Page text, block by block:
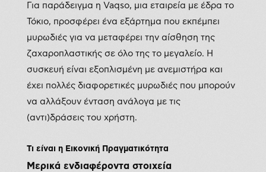
Για παράδειγμα η Vaqso, μια εταιρεία με έδρα το
Τόκιο, προσφέρει ένα εξάρτημα που εκπέμπει
μυρωδιές για να μεταφέρει την αίσθηση της
ζαχαροπλαστικής σε όλο της το μεγαλείο. Η
συσκευή είναι εξοπλισμένη με ανεμιστήρα και
έχει πολλές διαφορετικές μυρωδιές που μπορούν
να αλλάξουν ένταση ανάλογα με τις
(αντι)δράσεις του χρήστη.
Τι είναι η Εικονική Πραγματικότητα
Μερικά ενδιαφέροντα στοιχεία